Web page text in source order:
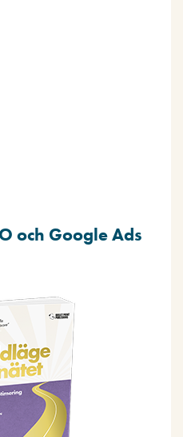
och Google Ads